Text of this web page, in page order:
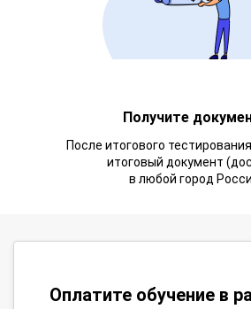
Получите
После итогового
итоговый документ
в любой город
Оплатите обучение в